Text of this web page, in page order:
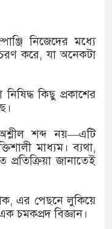
নিজেদের মধ্যে
করে, যা অনেকটা
কিছু প্রকাশের
শব্দ নয়—এটি
মাধ্যম। ব্যথা,
প্রতিক্রিয়া জানাতেই
এর পেছনে লুকিয়ে
চমকপ্রদ বিজ্ঞান।